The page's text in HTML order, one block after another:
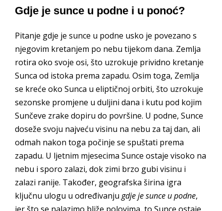
Gdje je sunce u podne i u ponoć?
Pitanje gdje je sunce u podne usko je povezano s
njegovim kretanjem po nebu tijekom dana. Zemlja
rotira oko svoje osi, što uzrokuje prividno kretanje
Sunca od istoka prema zapadu. Osim toga, Zemlja
se kreće oko Sunca u eliptičnoj orbiti, što uzrokuje
sezonske promjene u duljini dana i kutu pod kojim
Sunčeve zrake dopiru do površine. U podne, Sunce
doseže svoju najveću visinu na nebu za taj dan, ali
odmah nakon toga počinje se spuštati prema
zapadu. U ljetnim mjesecima Sunce ostaje visoko na
nebu i sporo zalazi, dok zimi brzo gubi visinu i
zalazi ranije. Također, geografska širina igra
ključnu ulogu u određivanju gdje je sunce u podne,
jer što se nalazimo bliže polovima, to Sunce ostaje